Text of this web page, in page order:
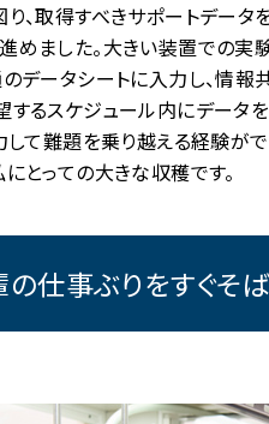
、取得すべきサポートデー
めました。大きい装置での
データシートに入力し、情
するスケジュール内にデータ
して難題を乗り越える経験が
とっての大きな収穫です。
仕事ぶりをすぐそ